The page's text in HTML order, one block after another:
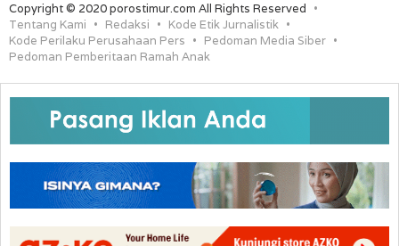
Copyright © 2020 porostimur.com All Rights Reserved
Tentang Kami
Redaksi
Kode Etik Jurnalistik
Kode Perilaku Perusahaan Pers
Pedoman Media Siber
Pedoman Pemberitaan Ramah Anak